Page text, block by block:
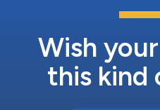
Wish
this kind